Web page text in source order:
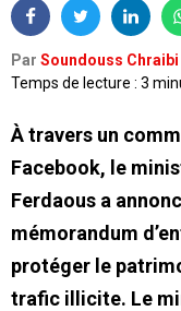
Par Soundouss Chraibi
Temps de lecture : 3
À travers un
Facebook, le
Ferdaous a
mémorandum
protéger le
trafic illicite. Le